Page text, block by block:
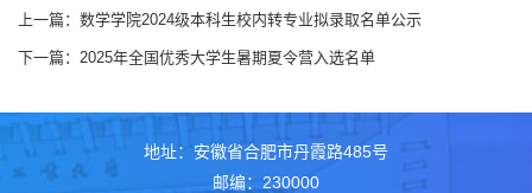
上一篇： 数学学院2024级本科生校内转专业拟录取名单公示
下一篇： 2025年全国优秀大学生暑期夏令营入选名单
地址：安徽省合肥市丹霞路485号
邮编：230000